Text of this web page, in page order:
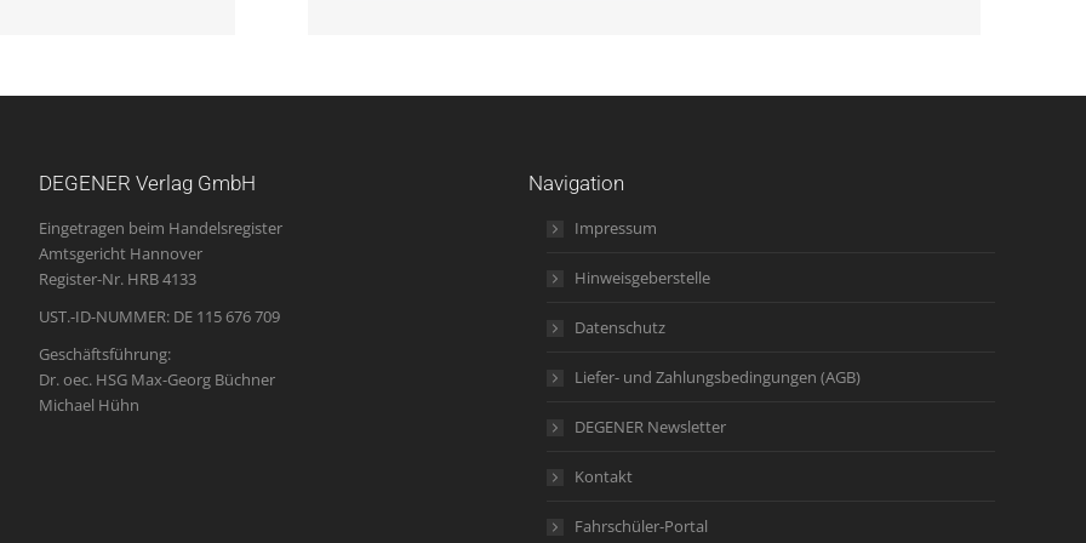
DEGENER Verlag GmbH
Eingetragen beim Handelsregister
Amtsgericht Hannover
Register-Nr. HRB 4133
UST.-ID-NUMMER: DE 115 676 709
Geschäftsführung:
Dr. oec. HSG Max-Georg Büchner
Michael Hühn
Navigation
Impressum
Hinweisgeberstelle
Datenschutz
Liefer- und Zahlungsbedingungen (AGB)
DEGENER Newsletter
Kontakt
Fahrschüler-Portal